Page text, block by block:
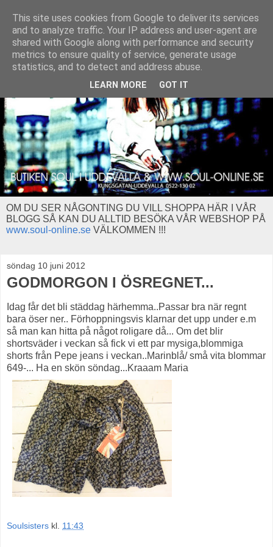
OM DU SER NÅGONTING DU VILL SHOPPA HÄR I VÅR
BLOGG SÅ KAN DU ALLTID BESÖKA VÅR WEBSHOP PÅ
www.soul-online.se VÄLKOMMEN !!!
söndag 10 juni 2012
GODMORGON I ÖSREGNET...
Idag får det bli städdag härhemma..Passar bra när regnt
bara öser ner.. Förhoppningsvis klarnar det upp under e.m
så man kan hitta på något roligare då... Om det blir
shortsväder i veckan så fick vi ett par mysiga,blommiga
shorts från Pepe jeans i veckan..Marinblå/ små vita blommar
649-... Ha en skön söndag...Kraaam Maria
Soulsisters kl. 11:43
This site uses cookies from Google to deliver its services
and to analyze traffic. Your IP address and user-agent are
shared with Google along with performance and security
metrics to ensure quality of service, generate usage
statistics, and to detect and address abuse.
LEARN MORE GOT IT